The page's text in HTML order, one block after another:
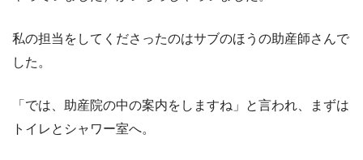
私の担当をしてくださったのはサブのほうの助産師さんで
した。
「では、助産院の中の案内をしますね」と言われ、まずは
トイレとシャワー室へ。